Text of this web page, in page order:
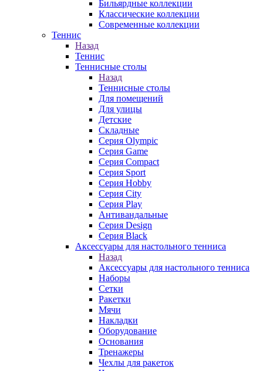
Бильярдные коллекции
Классические коллекции
Современные коллекции
Теннис
Назад
Теннис
Теннисные столы
Назад
Теннисные столы
Для помещений
Для улицы
Детские
Складные
Серия Olympic
Серия Game
Серия Compact
Серия Sport
Серия Hobby
Серия City
Серия Play
Антивандальные
Серия Design
Серия Black
Аксессуары для настольного тенниса
Назад
Аксессуары для настольного тенниса
Наборы
Сетки
Ракетки
Мячи
Накладки
Оборудование
Основания
Тренажеры
Чехлы для ракеток